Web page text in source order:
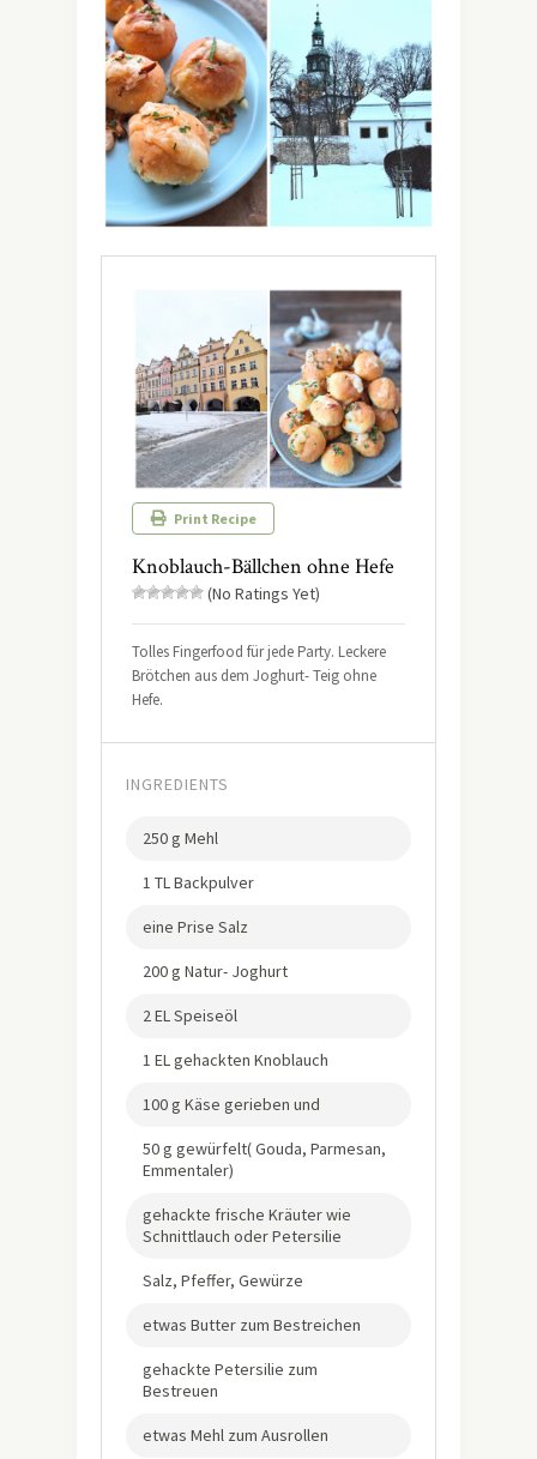
Print Recipe
Knoblauch-Bällchen ohne Hefe
(No Ratings Yet)
Tolles Fingerfood für jede Party. Leckere
Brötchen aus dem Joghurt- Teig ohne
Hefe.
INGREDIENTS
250 g Mehl
1 TL Backpulver
eine Prise Salz
200 g Natur- Joghurt
2 EL Speiseöl
1 EL gehackten Knoblauch
100 g Käse gerieben und
50 g gewürfelt( Gouda, Parmesan,
Emmentaler)
gehackte frische Kräuter wie
Schnittlauch oder Petersilie
Salz, Pfeffer, Gewürze
etwas Butter zum Bestreichen
gehackte Petersilie zum
Bestreuen
etwas Mehl zum Ausrollen